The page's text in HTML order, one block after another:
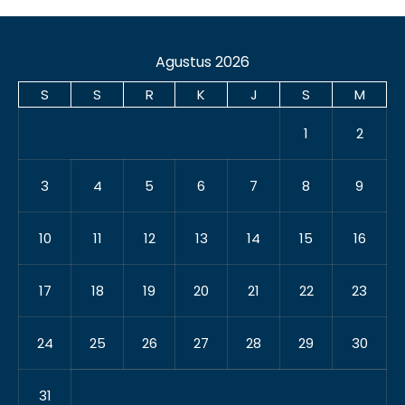
Agustus 2026
S S R K J S M
1 2
3 4 5 6 7 8 9
10 11 12 13 14 15 16
17 18 19 20 21 22 23
24 25 26 27 28 29 30
31